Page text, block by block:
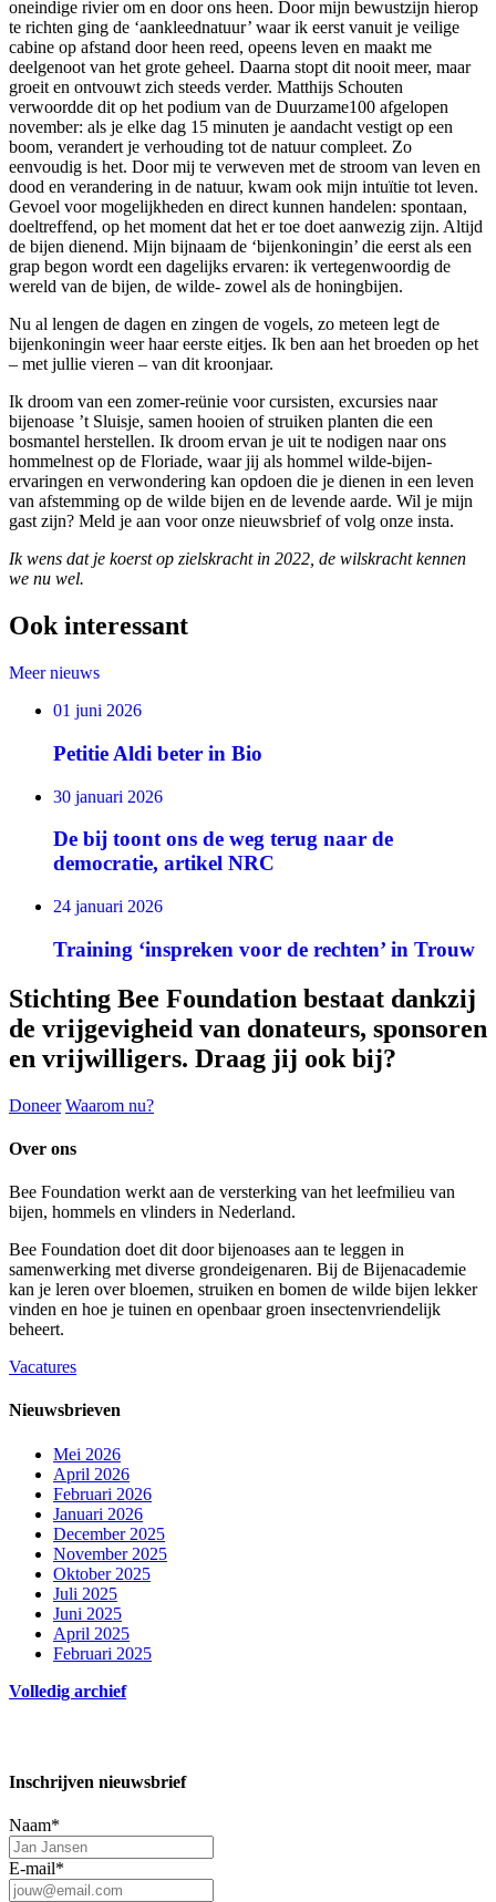
oneindige rivier om en door ons heen. Door mijn bewustzijn hierop
te richten ging de ‘aankleednatuur’ waar ik eerst vanuit je veilige
cabine op afstand door heen reed, opeens leven en maakt me
deelgenoot van het grote geheel. Daarna stopt dit nooit meer, maar
groeit en ontvouwt zich steeds verder. Matthijs Schouten
verwoordde dit op het podium van de Duurzame100 afgelopen
november: als je elke dag 15 minuten je aandacht vestigt op een
boom, verandert je verhouding tot de natuur compleet. Zo
eenvoudig is het. Door mij te verweven met de stroom van leven en
dood en verandering in de natuur, kwam ook mijn intuïtie tot leven.
Gevoel voor mogelijkheden en direct kunnen handelen: spontaan,
doeltreffend, op het moment dat het er toe doet aanwezig zijn. Altijd
de bijen dienend. Mijn bijnaam de ‘bijenkoningin’ die eerst als een
grap begon wordt een dagelijks ervaren: ik vertegenwoordig de
wereld van de bijen, de wilde- zowel als de honingbijen.
Nu al lengen de dagen en zingen de vogels, zo meteen legt de
bijenkoningin weer haar eerste eitjes. Ik ben aan het broeden op het
– met jullie vieren – van dit kroonjaar.
Ik droom van een zomer-reünie voor cursisten, excursies naar
bijenoase ’t Sluisje, samen hooien of struiken planten die een
bosmantel herstellen. Ik droom ervan je uit te nodigen naar ons
hommelnest op de Floriade, waar jij als hommel wilde-bijen-
ervaringen en verwondering kan opdoen die je dienen in een leven
van afstemming op de wilde bijen en de levende aarde. Wil je mijn
gast zijn? Meld je aan voor onze nieuwsbrief of volg onze insta.
Ik wens dat je koerst op zielskracht in 2022, de wilskracht kennen
we nu wel.
Ook interessant
Meer nieuws
01 juni 2026
Petitie Aldi beter in Bio
30 januari 2026
De bij toont ons de weg terug naar de
democratie, artikel NRC
24 januari 2026
Training ‘inspreken voor de rechten’ in Trouw
Stichting Bee Foundation bestaat dankzij
de vrijgevigheid van donateurs, sponsoren
en vrijwilligers. Draag jij ook bij?
Doneer Waarom nu?
Over ons
Bee Foundation werkt aan de versterking van het leefmilieu van
bijen, hommels en vlinders in Nederland.
Bee Foundation doet dit door bijenoases aan te leggen in
samenwerking met diverse grondeigenaren. Bij de Bijenacademie
kan je leren over bloemen, struiken en bomen de wilde bijen lekker
vinden en hoe je tuinen en openbaar groen insectenvriendelijk
beheert.
Vacatures
Nieuwsbrieven
Mei 2026
April 2026
Februari 2026
Januari 2026
December 2025
November 2025
Oktober 2025
Juli 2025
Juni 2025
April 2025
Februari 2025
Volledig archief
Inschrijven nieuwsbrief
Naam*
E-mail*